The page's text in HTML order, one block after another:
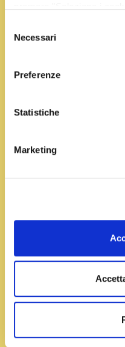
delNecessari
Preferenze
Statistiche
Marketing
cipolla tritata e
pezzettini i funghi,
fuoco vivace per 15
aggiungetelo ai
metà dello speck in
e croccante infine
Versate la panna e
acqua di cottura
Cuocete le
cottura). Servite la
abbondante
Se ti piace ti
Gnocchi gialli alla